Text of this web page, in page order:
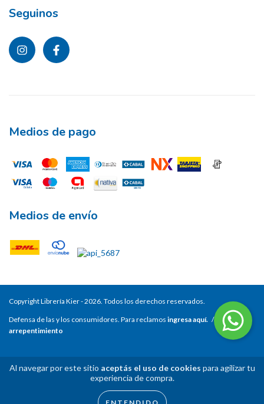
Al navegar por este sitio aceptás el uso de cookies para agilizar tu
experiencia de compra.
Seguinos
Medios de pago
Medios de envío
Copyright Librería Kier - 2026. Todos los derechos reservados.
Defensa de las y los consumidores. Para reclamos ingresa aquí. /
Botón de
arrepentimiento